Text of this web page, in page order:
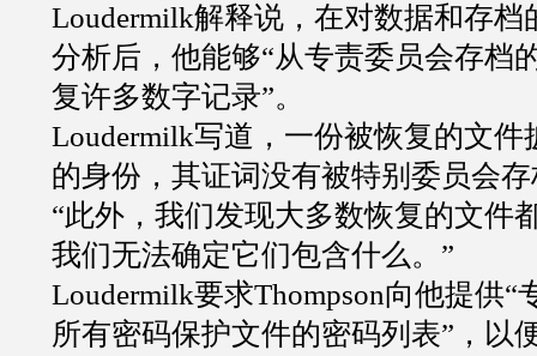
Loudermilk解释说，在对数据和存档
分析后，他能够“从专责委员会存档
复许多数字记录”。
Loudermilk写道，一份被恢复的文件
的身份，其证词没有被特别委员会
“此外，我们发现大多数恢复的文件
我们无法确定它们包含什么。”
Loudermilk要求Thompson向他提供“
所有密码保护文件的密码列表”，以